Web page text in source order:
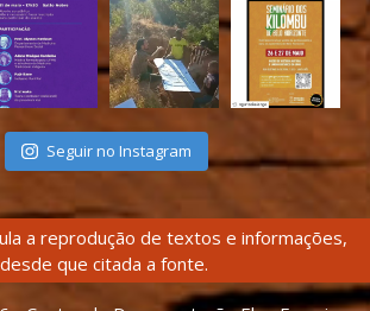
Seguir no Instagram
a reprodução de textos e informações,
desde que citada a fonte.